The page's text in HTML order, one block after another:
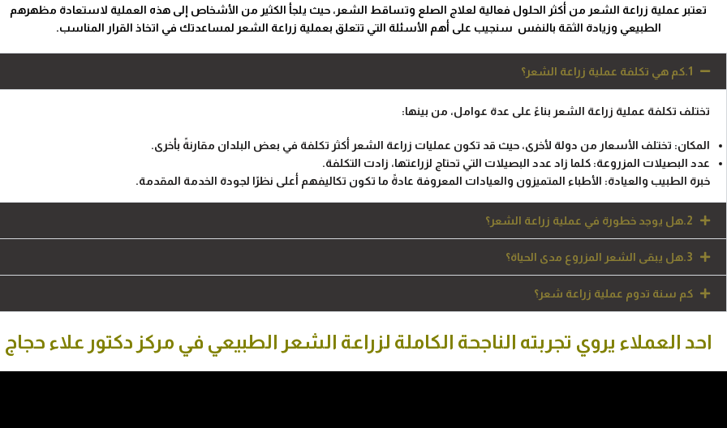
تعتبر عملية زراعة الشعر من أكثر الحلول فعالية لعلاج الصلع وتساقط الشعر، حيث يلجأ الكثير من الأشخاص إلى هذه العملية لاستعادة مظهرهم
الطبيعي وزيادة الثقة بالنفس سنجيب على أهم الأسئلة التي تتعلق بعملية زراعة الشعر لمساعدتك في اتخاذ القرار المناسب.
1.كم هي تكلفة عملية زراعة الشعر؟
تختلف تكلفة عملية زراعة الشعر بناءً على عدة عوامل، من بينها:
المكان: تختلف الأسعار من دولة لأخرى، حيث قد تكون عمليات زراعة الشعر أكثر تكلفة في بعض البلدان مقارنةً بأخرى.
عدد البصيلات المزروعة: كلما زاد عدد البصيلات التي تحتاج لزراعتها، زادت التكلفة.
خبرة الطبيب والعيادة: الأطباء المتميزون والعيادات المعروفة عادةً ما تكون تكاليفهم أعلى نظرًا لجودة الخدمة المقدمة.
2.هل يوجد خطورة في عملية زراعة الشعر؟
3.هل يبقى الشعر المزروع مدى الحياة؟
كم سنة تدوم عملية زراعة شعر؟
احد العملاء يروي تجربته الناجحة الكاملة لزراعة الشعر الطبيعي في مركز دكتور علاء حجاج